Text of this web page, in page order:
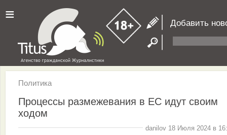
≡ Добавить
Политика
Процессы размежевания в ЕС идут своим
ходом
danilov 18 Июля 2024 в